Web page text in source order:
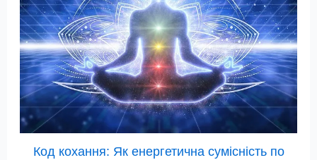
Код кохання: Як енергетична сумісність по